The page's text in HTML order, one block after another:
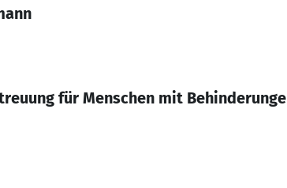
für Menschen mit